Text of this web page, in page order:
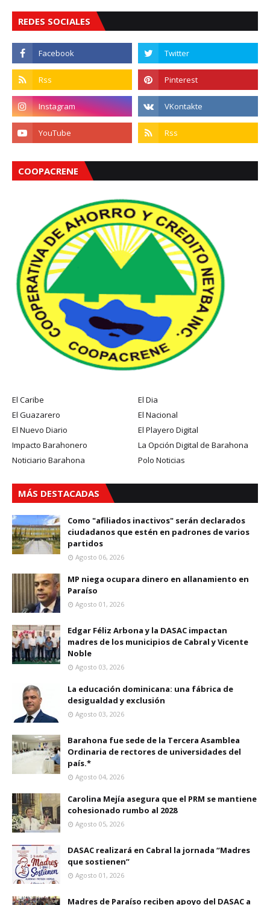
REDES SOCIALES
COOPACRENE
El Caribe
El Dia
El Guazarero
El Nacional
El Nuevo Diario
El Playero Digital
Impacto Barahonero
La Opción Digital de Barahona
Noticiario Barahona
Polo Noticias
MÁS DESTACADAS
Como "afiliados inactivos" serán declarados
ciudadanos que estén en padrones de varios
partidos
Agosto 06, 2026
MP niega ocupara dinero en allanamiento en
Paraíso
Agosto 01, 2026
Edgar Féliz Arbona y la DASAC impactan
madres de los municipios de Cabral y Vicente
Noble
Agosto 03, 2026
La educación dominicana: una fábrica de
desigualdad y exclusión
Agosto 03, 2026
Barahona fue sede de la Tercera Asamblea
Ordinaria de rectores de universidades del
país.*
Agosto 04, 2026
Carolina Mejía asegura que el PRM se mantiene
cohesionado rumbo al 2028
Agosto 05, 2026
DASAC realizará en Cabral la jornada “Madres
que sostienen”
Agosto 01, 2026
Madres de Paraíso reciben apoyo del DASAC a